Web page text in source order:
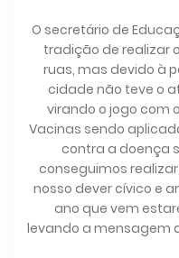
O secretário de
tradição de realizar
ruas, mas devido à
cidade não teve o
virando o jogo com
Vacinas sendo
contra a doença
conseguimos
nosso dever cívico e
ano que vem
levando a mensagem